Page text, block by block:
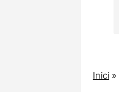
Inici»